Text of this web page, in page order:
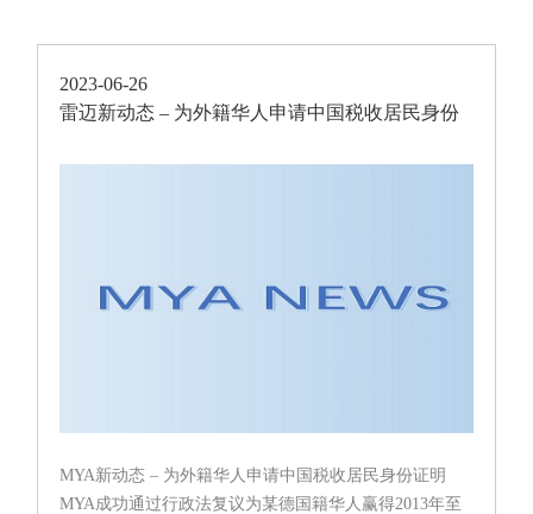
2023-06-26
雷迈新动态 – 为外籍华人申请中国税收居民身份
MYA新动态 – 为外籍华人申请中国税收居民身份证明
MYA成功通过行政法复议为某德国籍华人赢得2013年至